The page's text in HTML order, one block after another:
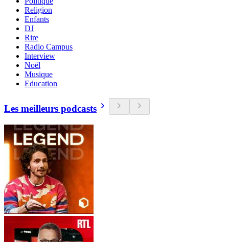
Religion
Enfants
DJ
Rire
Radio Campus
Interview
Noël
Musique
Education
Les meilleurs podcasts